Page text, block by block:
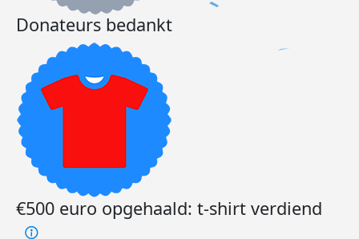
Donateurs bedankt
€500 euro opgehaald: t-shirt verdiend